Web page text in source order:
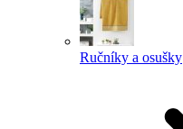
Ručníky a osušky